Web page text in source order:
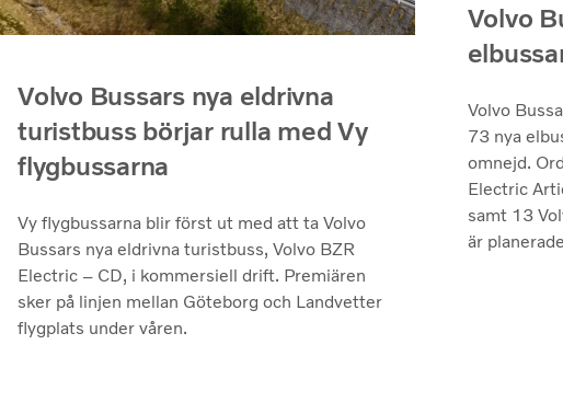
Volvo Bussars nya eldrivna
turistbuss börjar rulla med Vy
flygbussarna
Vy flygbussarna blir först ut med att ta Volvo
Bussars nya eldrivna turistbuss, Volvo BZR
Electric – CD, i kommersiell drift. Premiären
sker på linjen mellan Göteborg och Landvetter
flygplats under våren.
Volvo
Volvo
73 nya
omnejd.
Electric
samt 13
är